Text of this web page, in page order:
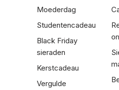
Moederdag
Studentencadeau
Black Friday
sieraden
Kerstcadeau
Vergulde